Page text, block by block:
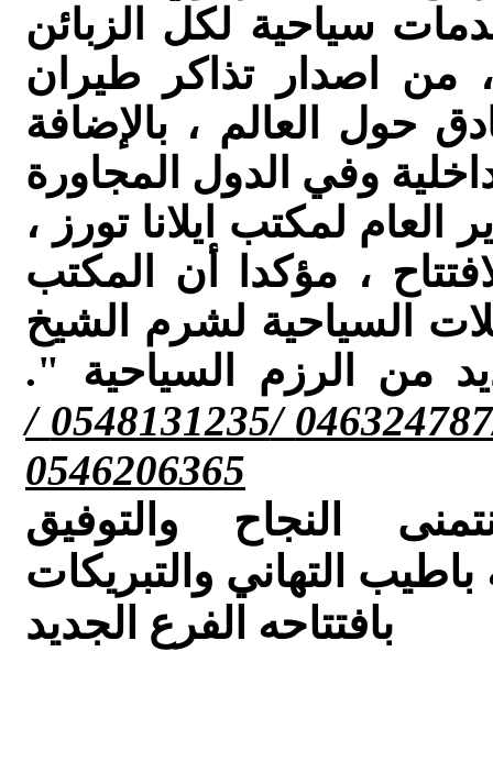
سياحية لكل الزبائن
من اصدار تذاكر طيران
حول العالم ، بالإضافة
لمكتب ايلانا تورز ،
، مؤكدا أن المكتب
السياحية لشرم الشيخ
من الرزم السياحية ".
للحجز والأستفسار :049965734 /046324787 /0548131235 /
0546206365
النجاح والتوفيق
باطيب التهاني والتبريكات
بافتتاحه الفرع الجديد